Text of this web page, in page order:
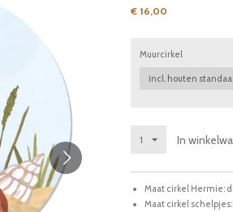
€ 16,00
Muurcirkel
In
Maat cirkel Hermie:
Maat cirkel